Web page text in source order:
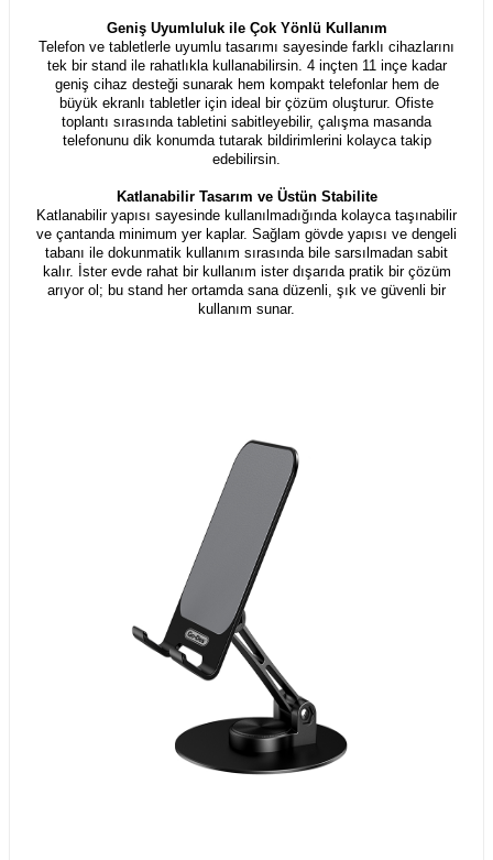
Geniş Uyumluluk ile Çok Yönlü Kullanım
Telefon ve tabletlerle uyumlu tasarımı sayesinde farklı cihazlarını
tek bir stand ile rahatlıkla kullanabilirsin. 4 inçten 11 inçe kadar
geniş cihaz desteği sunarak hem kompakt telefonlar hem de
büyük ekranlı tabletler için ideal bir çözüm oluşturur. Ofiste
toplantı sırasında tabletini sabitleyebilir, çalışma masanda
telefonunu dik konumda tutarak bildirimlerini kolayca takip
edebilirsin.
Katlanabilir Tasarım ve Üstün Stabilite
Katlanabilir yapısı sayesinde kullanılmadığında kolayca taşınabilir
ve çantanda minimum yer kaplar. Sağlam gövde yapısı ve dengeli
tabanı ile dokunmatik kullanım sırasında bile sarsılmadan sabit
kalır. İster evde rahat bir kullanım ister dışarıda pratik bir çözüm
arıyor ol; bu stand her ortamda sana düzenli, şık ve güvenli bir
kullanım sunar.